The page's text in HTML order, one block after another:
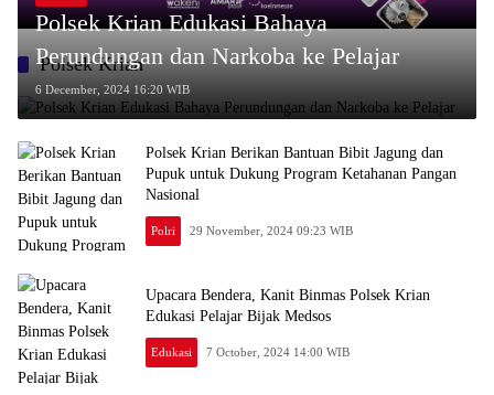
Polsek Krian
Polsek Krian Edukasi Bahaya
Perundungan dan Narkoba ke Pelajar
6 December, 2024 16:20 WIB
Polsek Krian Berikan Bantuan Bibit Jagung dan
Pupuk untuk Dukung Program Ketahanan Pangan
Nasional
Polri 29 November, 2024 09:23 WIB
Upacara Bendera, Kanit Binmas Polsek Krian
Edukasi Pelajar Bijak Medsos
Edukasi 7 October, 2024 14:00 WIB